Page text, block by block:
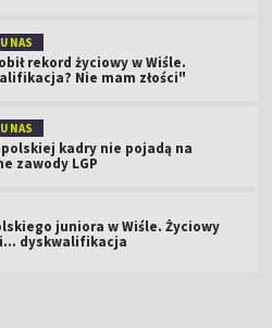
NAS
rekord życiowy w Wiśle.
Nie mam złości"
NAS
kadry nie pojadą na
zawody LGP
juniora w Wiśle. Życiowy
dyskwalifikacja